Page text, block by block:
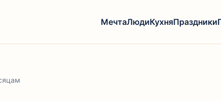
МечтаЛюдиКухняПраздники